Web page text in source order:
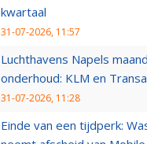
kwartaal
31-07-2026, 11:57
Luchthavens Napels
onderhoud: KLM en
31-07-2026, 11:28
Einde van een tijdperk: